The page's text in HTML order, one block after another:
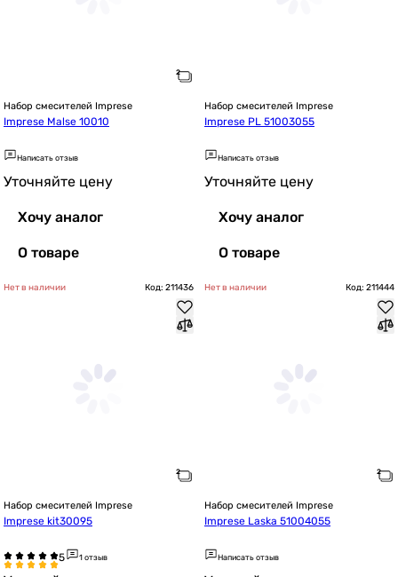
Набор смесителей Imprese
Imprese Malse 10010
Написать отзыв
Уточняйте цену
Хочу аналог
О товаре
Набор смесителей Imprese
Imprese PL 51003055
Написать отзыв
Уточняйте цену
Хочу аналог
О товаре
Нет в наличии Код: 211436
Набор смесителей Imprese
Imprese kit30095
1 отзыв
Нет в наличии Код: 211444
Набор смесителей Imprese
Imprese Laska 51004055
Написать отзыв